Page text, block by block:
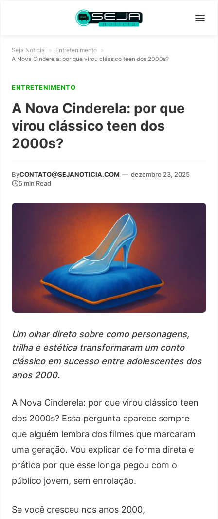
Seja Notícia » Entretenimento »
A Nova Cinderela: por que virou clássico teen dos 2000s?
ENTRETENIMENTO
A Nova Cinderela: por que
virou clássico teen dos
2000s?
ByCONTATO@SEJANOTICIA.COM — dezembro 23, 2025
5 min Read
Um olhar direto sobre como personagens,
trilha e estética transformaram um conto
clássico em sucesso entre adolescentes dos
anos 2000.
A Nova Cinderela: por que virou clássico teen
dos 2000s? Essa pergunta aparece sempre
que alguém lembra dos filmes que marcaram
uma geração. Vou explicar de forma direta e
prática por que esse longa pegou com o
público jovem, sem enrolação.
Se você cresceu nos anos 2000,